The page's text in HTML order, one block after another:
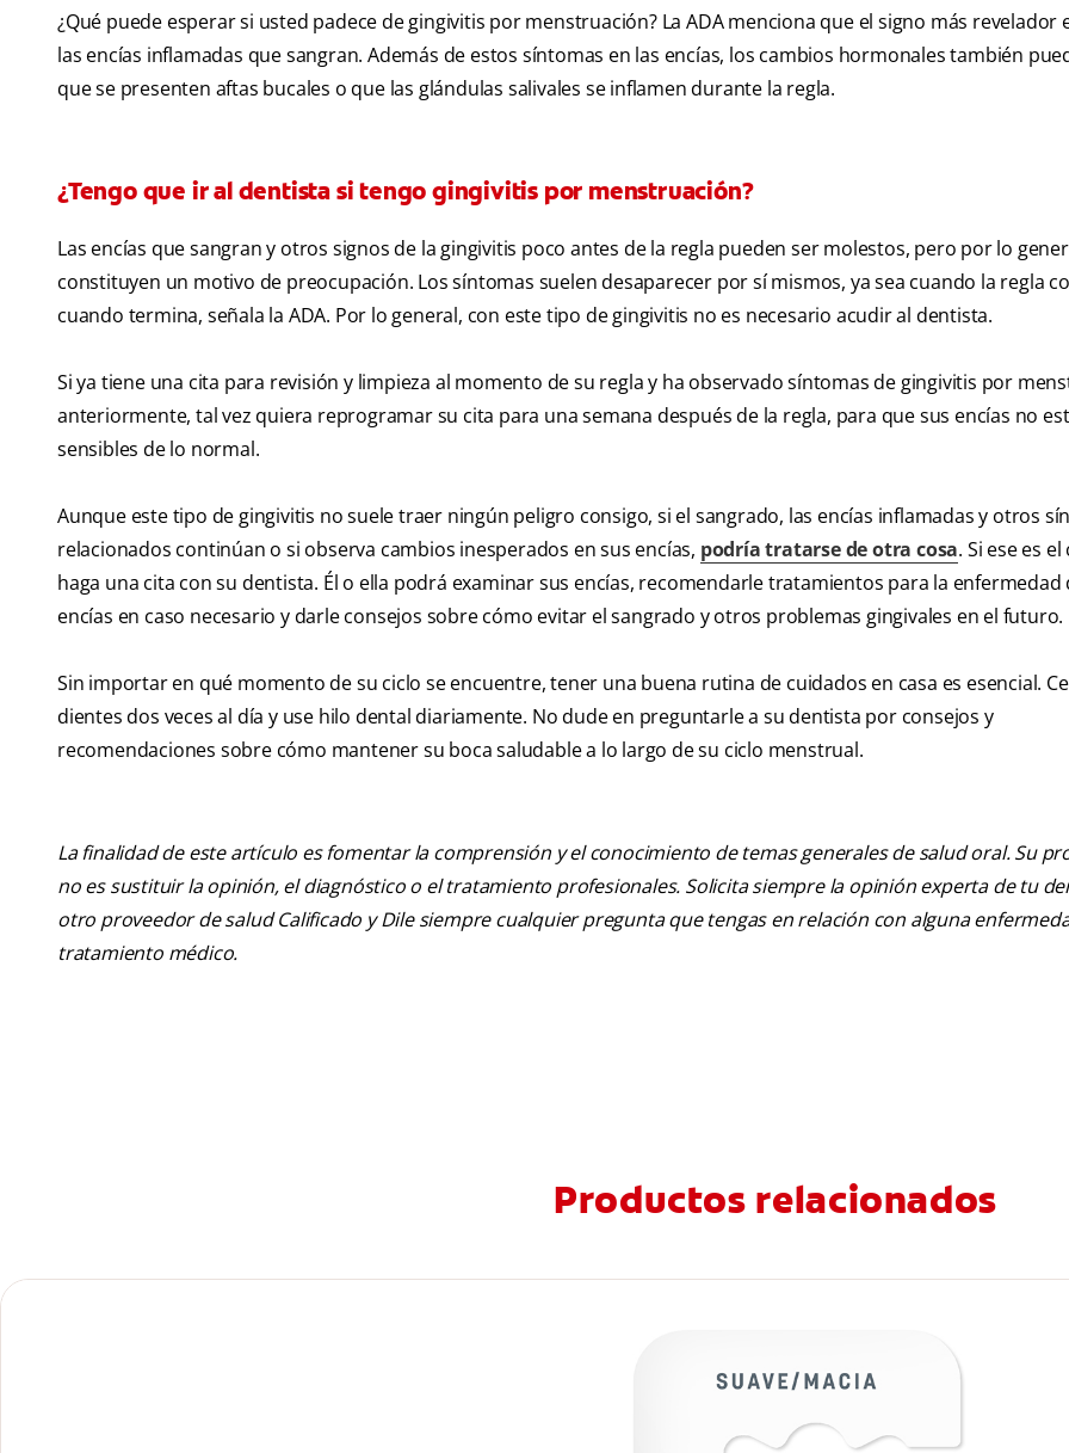
¿Qué puede esperar si usted padece de gingivitis por menstruación? La ADA menciona que el signo más revelador
las encías inflamadas que sangran. Además de estos síntomas en las encías, los cambios hormonales también
que se presenten aftas bucales o que las glándulas salivales se inflamen durante la regla.
¿Tengo que ir al dentista si tengo gingivitis por menstruación?
Las encías que sangran y otros signos de la gingivitis poco antes de la regla pueden ser molestos, pero por lo
constituyen un motivo de preocupación. Los síntomas suelen desaparecer por sí mismos, ya sea cuando la regla
cuando termina, señala la ADA. Por lo general, con este tipo de gingivitis no es necesario acudir al dentista.
Si ya tiene una cita para revisión y limpieza al momento de su regla y ha observado síntomas de gingivitis por
anteriormente, tal vez quiera reprogramar su cita para una semana después de la regla, para que sus encías no
sensibles de lo normal.
Aunque este tipo de gingivitis no suele traer ningún peligro consigo, si el sangrado, las encías inflamadas y otros
relacionados continúan o si observa cambios inesperados en sus encías, podría tratarse de otra cosa. Si ese es el
haga una cita con su dentista. Él o ella podrá examinar sus encías, recomendarle tratamientos para la enfermedad
encías en caso necesario y darle consejos sobre cómo evitar el sangrado y otros problemas gingivales en el futuro.
Sin importar en qué momento de su ciclo se encuentre, tener una buena rutina de cuidados en casa es esencial.
dientes dos veces al día y use hilo dental diariamente. No dude en preguntarle a su dentista por consejos y
recomendaciones sobre cómo mantener su boca saludable a lo largo de su ciclo menstrual.
La finalidad de este artículo es fomentar la comprensión y el conocimiento de temas generales de salud oral. Su
no es sustituir la opinión, el diagnóstico o el tratamiento profesionales. Solicita siempre la opinión experta de tu
otro proveedor de salud Calificado y Dile siempre cualquier pregunta que tengas en relación con alguna
tratamiento médico.
Productos relacionados